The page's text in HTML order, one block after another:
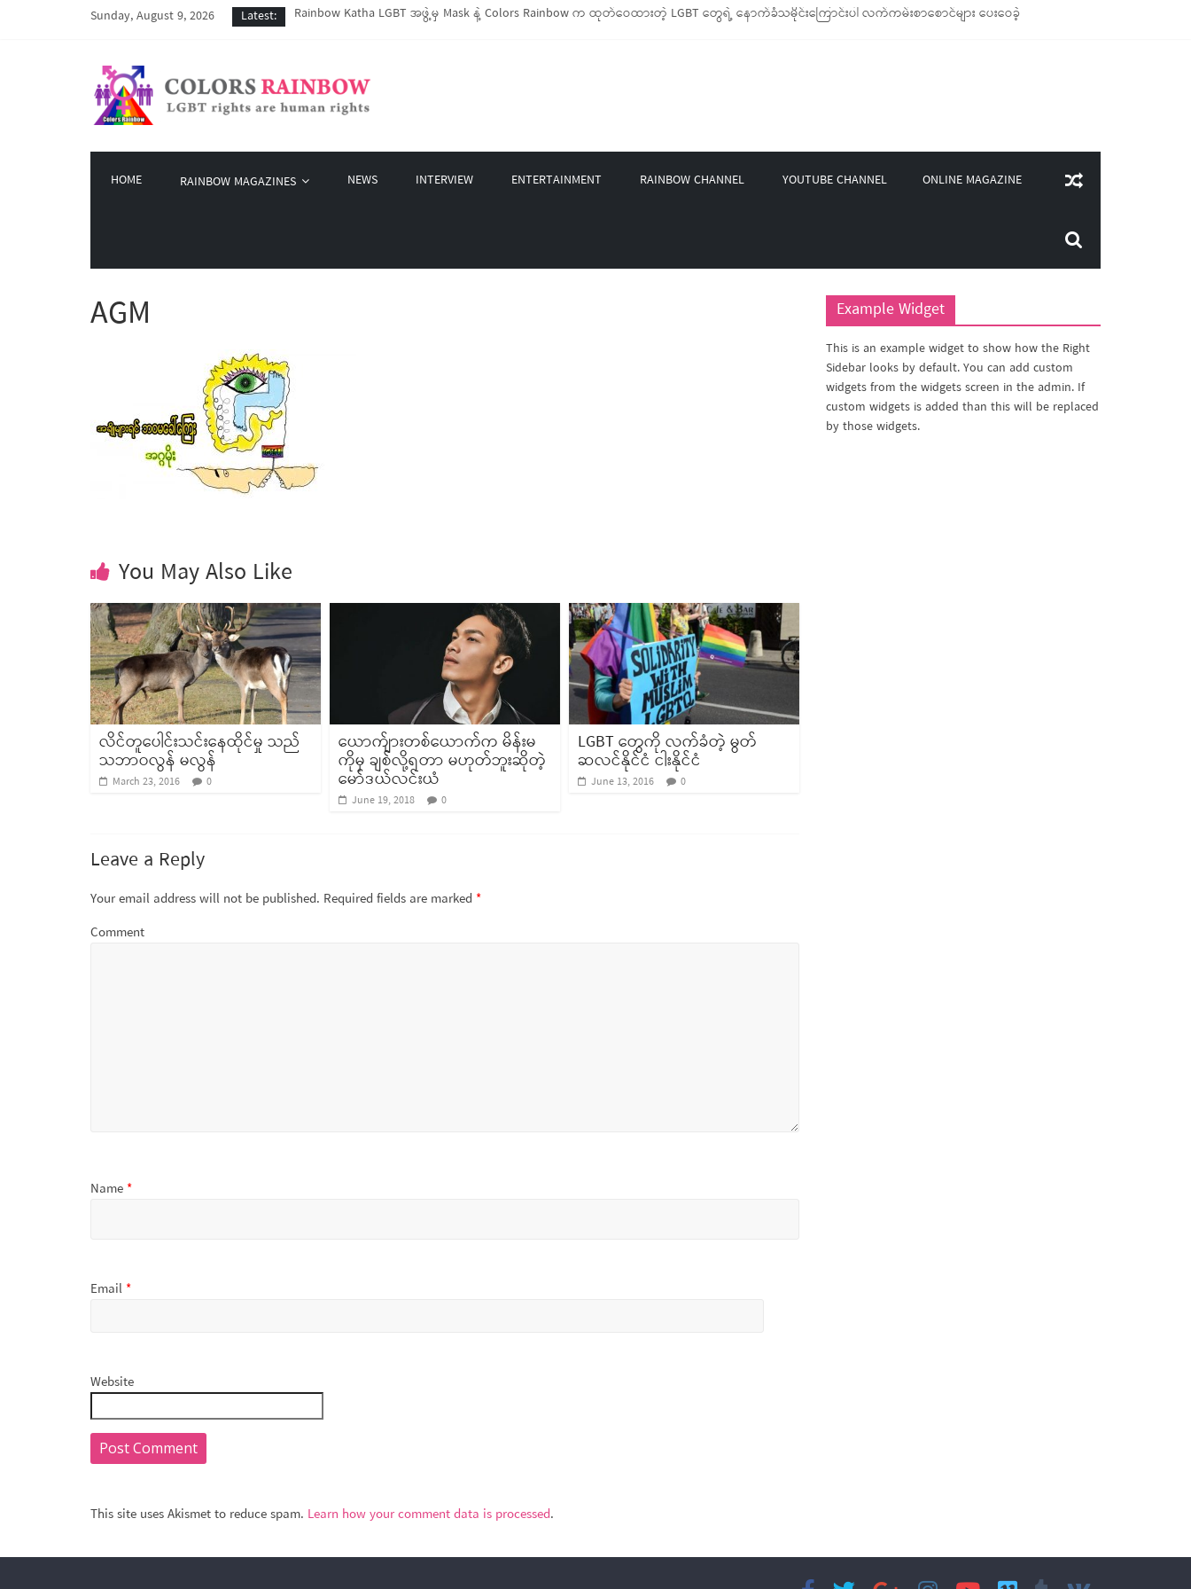
Sunday, August 9, 2026 Latest:
COVID-19 ကာလအတွင်း LGBTIQ အိမ်ထောင်စု (၁၀၀၀)ကျော်ကို ကျပ်သိန်းပေါင်း(၄၀၀)ကျော်တန်ဖိုးရှိ မီးဖိုချောင်သုံး ကုန်ပစ္စည်းများ ထောက်ပံ့ခဲ့
Colors Rainbow မှ စက်တင်ဘာလအတွင်း အွန်လိုင်းသင်တန်းနှစ်ခု ဖွင့်လှစ်ပေးနိုင်ခဲ့
HOME RAINBOW MAGAZINES NEWS INTERVIEW ENTERTAINMENT RAINBOW CHANNEL YOUTUBE CHANNEL ONLINE MAGAZINE
AGM
You May Also Like
လိင်တူပေါင်းသင်းနေထိုင်မှု သည်
သဘာဝလွန် မလွန်
March 23, 2016 0
ယောက်ျားတစ်ယောက်က မိန်းမ
ကိုမှ ချစ်လို့ရတာ မဟုတ်ဘူးဆိုတဲ့
မော်ဒယ်လင်းယံ
June 19, 2018 0
LGBT တွေကို လက်ခံတဲ့ မွတ်
ဆလင်နိုင်ငံ ငါးနိုင်ငံ
June 13, 2016 0
Leave a Reply
Your email address will not be published. Required fields are marked *
Comment
Name *
Email *
Website
This site uses Akismet to reduce spam. Learn how your comment data is processed.
Example Widget
This is an example widget to show how the Right
Sidebar looks by default. You can add custom
widgets from the widgets screen in the admin. If
custom widgets is added than this will be replaced
by those widgets.